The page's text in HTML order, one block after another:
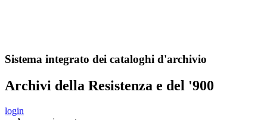
Sistema integrato dei cataloghi d'archivio
Archivi della Resistenza e del '900
login